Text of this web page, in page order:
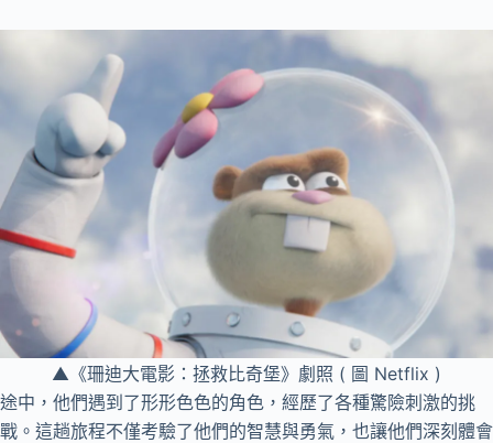
▲《珊迪大電影：拯救比奇堡》劇照 ( 圖 Netflix )
途中，他們遇到了形形色色的角色，經歷了各種驚險刺激的挑
戰。這趟旅程不僅考驗了他們的智慧與勇氣，也讓他們深刻體會